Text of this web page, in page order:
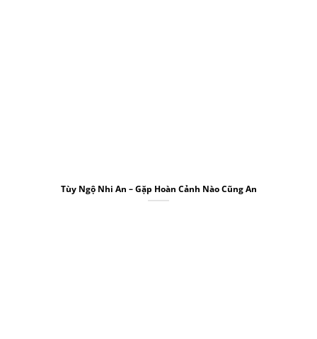
Tùy Ngộ Nhi An – Gặp Hoàn Cảnh Nào Cũng An